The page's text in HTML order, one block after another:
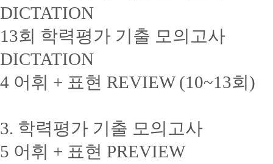
DICTATION
13회 학력평가 기출 모의고사
DICTATION
4 어휘 + 표현 REVIEW (10~13회)
3. 학력평가 기출 모의고사
5 어휘 + 표현 PREVIEW